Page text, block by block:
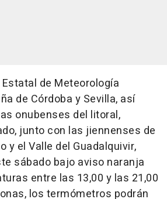
de Meteorología
de Córdoba y Sevilla, así
onubenses del litoral,
junto con las jiennenses de
y el Valle del Guadalquivir,
sábado bajo aviso naranja
entre las 13,00 y las 21,00
los termómetros podrán